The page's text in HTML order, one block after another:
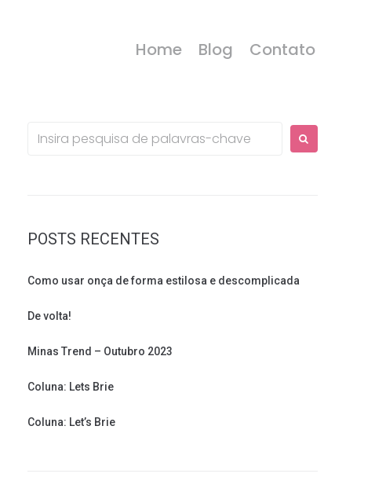
Home Blog Contato
Procurar:
POSTS RECENTES
Como usar onça de forma estilosa e descomplicada
De volta!
Minas Trend – Outubro 2023
Coluna: Lets Brie
Coluna: Let’s Brie